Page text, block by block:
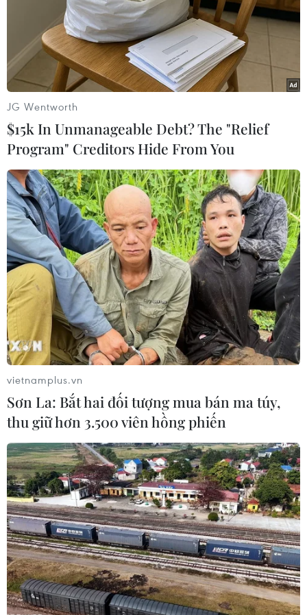
Bình Dương: Vận động
giảm gần 4,4 tỷ đồng tiền
thuê trọ cho người khó
khăn
Trong năm 2023, ở phường Phú Hòa, thành phố
Thủ Dầu Một, chủ của 675 khu nhà trọ đăng ký và
thực hiện miễn, giảm tiền thuê trọ cho hơn 8.750
đồng.
(TTXVN/Vietnam+)
#Người lao động #Chợ 0 đồng
#vì người lao động
#Tết sum vầy
#Tết Nguyên đán Giáp Thìn năm 2024
Bình Dương
Tp. Hồ Chí Minh
Theo dõi VietnamPlus
JG Wentworth
$15k In Unmanageable Debt? The "Relief
Program" Creditors Hide From You
vietnamplus.vn
Sơn La: Bắt hai đối tượng mua bán ma túy,
thu giữ hơn 3.500 viên hồng phiến